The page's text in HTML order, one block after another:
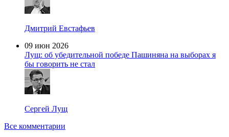
Дмитрий Евстафьев
09 июн 2026
Лущ: об убедительной победе Пашиняна на выборах я
бы говорить не стал
Сергей Лущ
Все комментарии